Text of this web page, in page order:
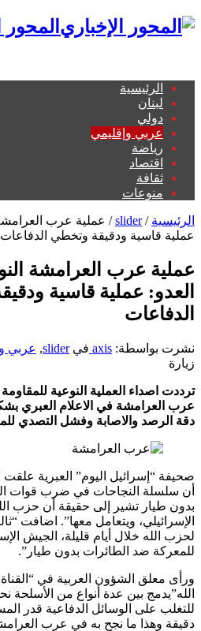
المحور
الرئيسية
لبنان
دولي
عربي وإقليمي
رياضة
اقتصاد
ثقافة
منوعات
الرئيسية /
slider
/ عملية عرب
عملية قاسية ودقيقة وتخطي الدفاعات
عملية عرب العرامشة
العدو: عملية قاسية
الدفاعات
نشرت بواسطة: axis فيslider
, عربي
زيارة
ترددت اصداء العملية النوعية
عرب العرامشة في الاعلام العبري
دقة الرصد والاصابة وفشل التصدي
صحيفة “إسرائيل اليوم” العبرية
أن سلسلة النجاحات في ضرب قوات
بدون طيار تشير إلى حقيقة أن حزب
الإسرائيلي، ويتعامل معها”. اضافت
لحزب الله خلال أيام قليلة، الجيش
للمعركة ضد الطائرات بدون طيار”.
الله”يدمج بين عدة أنواع من
للتغلب على الوسائل الدفاعية قدر
دقيقة وهذا ما نجح به في عرب